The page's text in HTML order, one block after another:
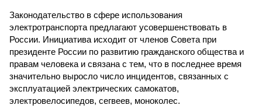
Законодательство в сфере использования
электротранспорта предлагают усовершенствовать в
России. Инициатива исходит от членов Совета при
президенте России по развитию гражданского общества и
правам человека и связана с тем, что в последнее время
значительно выросло число инцидентов, связанных с
эксплуатацией электрических самокатов,
электровелосипедов, сегвеев, моноколес.